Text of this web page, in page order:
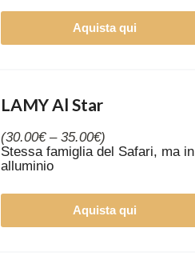
Aquista qui
LAMY Al Star
(30.00€ – 35.00€)
Stessa famiglia del Safari, ma in
alluminio
Aquista qui